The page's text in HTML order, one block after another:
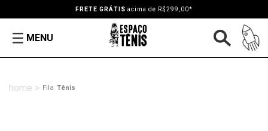
FRETE GRÁTIS acima de R$299,00*
MENU
Fila Tênis